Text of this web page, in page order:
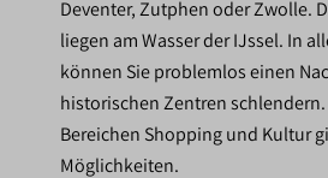
Deventer, Zutphen oder Zwolle.
liegen am Wasser der IJssel. In
können Sie problemlos einen
historischen Zentren
Bereichen Shopping und Kultur
Möglichkeiten.